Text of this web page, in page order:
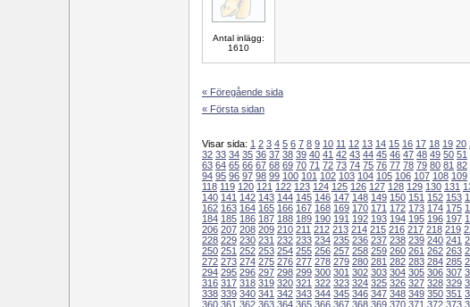
Antal inlägg:
1610
« Föregående sida
« Första sidan
Visar sida: 1 2 3 4 5 6 7 8 9 10 11 12 13 14 15 16 17 18 19 20
32 33 34 35 36 37 38 39 40 41 42 43 44 45 46 47 48 49 50 51
63 64 65 66 67 68 69 70 71 72 73 74 75 76 77 78 79 80 81 82
94 95 96 97 98 99 100 101 102 103 104 105 106 107 108 109
118 119 120 121 122 123 124 125 126 127 128 129 130 131
140 141 142 143 144 145 146 147 148 149 150 151 152 153
162 163 164 165 166 167 168 169 170 171 172 173 174 175
184 185 186 187 188 189 190 191 192 193 194 195 196 197
206 207 208 209 210 211 212 213 214 215 216 217 218 219
228 229 230 231 232 233 234 235 236 237 238 239 240 241
250 251 252 253 254 255 256 257 258 259 260 261 262 263
272 273 274 275 276 277 278 279 280 281 282 283 284 285
294 295 296 297 298 299 300 301 302 303 304 305 306 307
316 317 318 319 320 321 322 323 324 325 326 327 328 329
338 339 340 341 342 343 344 345 346 347 348 349 350 351
360 361 362 363 364 365 366 367 368 369 370 371 372 373